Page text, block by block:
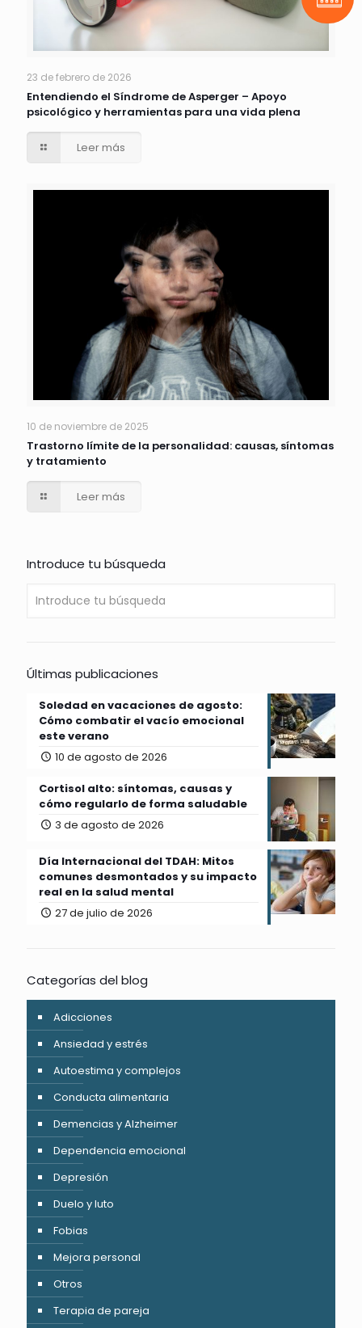
23 de febrero de 2026
Entendiendo el Síndrome de Asperger – Apoyo
psicológico y herramientas para una vida plena
Leer más
10 de noviembre de 2025
Trastorno límite de la personalidad: causas, síntomas
y tratamiento
Leer más
Introduce tu búsqueda
Últimas publicaciones
Soledad en vacaciones de agosto:
Cómo combatir el vacío emocional
este verano
10 de agosto de 2026
Cortisol alto: síntomas, causas y
cómo regularlo de forma saludable
3 de agosto de 2026
Día Internacional del TDAH: Mitos
comunes desmontados y su impacto
real en la salud mental
27 de julio de 2026
Categorías del blog
Adicciones
Ansiedad y estrés
Autoestima y complejos
Conducta alimentaria
Demencias y Alzheimer
Dependencia emocional
Depresión
Duelo y luto
Fobias
Mejora personal
Otros
Terapia de pareja